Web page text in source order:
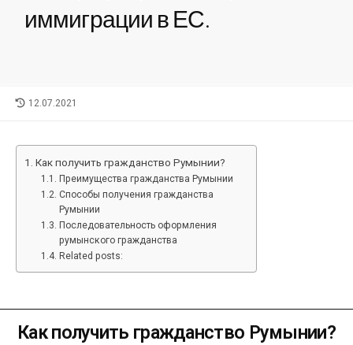
иммиграции в ЕС.
LAST
12.07.2021
Как получить гражданство Румынии?
Преимущества гражданства Румынии
Способы получения гражданства
Румынии
Последовательность оформления
румынского гражданства
Related posts:
Как получить гражданство Румынии?